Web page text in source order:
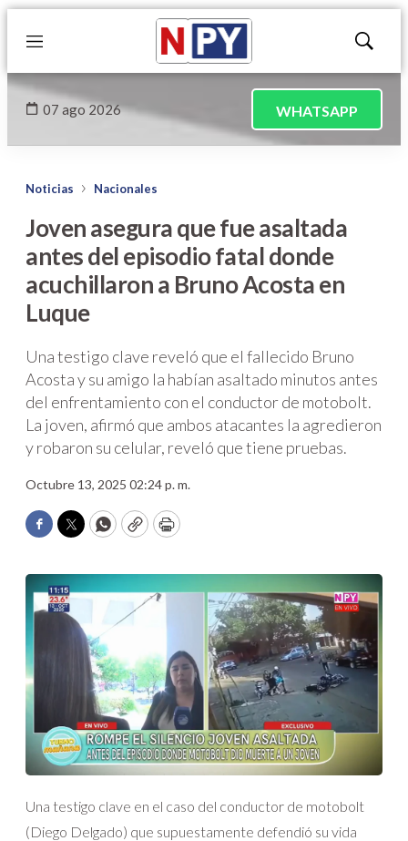
Menú
Mostrar
07 ago 2026 WHATSAPP
Noticias Nacionales
Joven asegura que fue asaltada
antes del episodio fatal donde
acuchillaron a Bruno Acosta en
Luque
Una testigo clave reveló que el fallecido Bruno
Acosta y su amigo la habían asaltado minutos antes
del enfrentamiento con el conductor de motobolt.
La joven, afirmó que ambos atacantes la agredieron
y robaron su celular, reveló que tiene pruebas.
Octubre 13, 2025 02:24 p. m.
Facebook
TwitterWhatsApp
CopyPrint
Una testigo clave en el caso del conductor de motobolt
(Diego Delgado) que supuestamente defendió su vida